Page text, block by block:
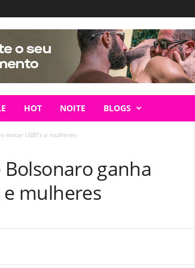
HOT NOITE BLOGS
matar LGBTs e mulheres
ganha
e mulheres